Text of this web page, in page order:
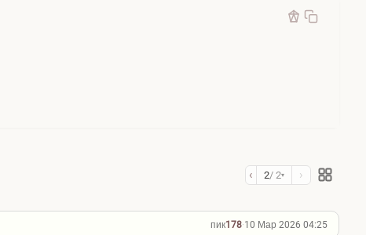
‹ 2/ 2▾ ›
пик178·10 Мар 2026 04:25